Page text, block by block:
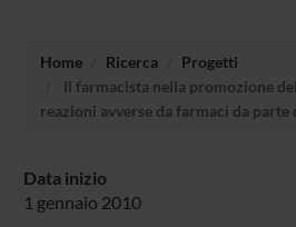
Home Ricerca
Progetti
Il farmacista nella promozione
reazioni avverse da farmaci da
Data inizio
1 gennaio 2010